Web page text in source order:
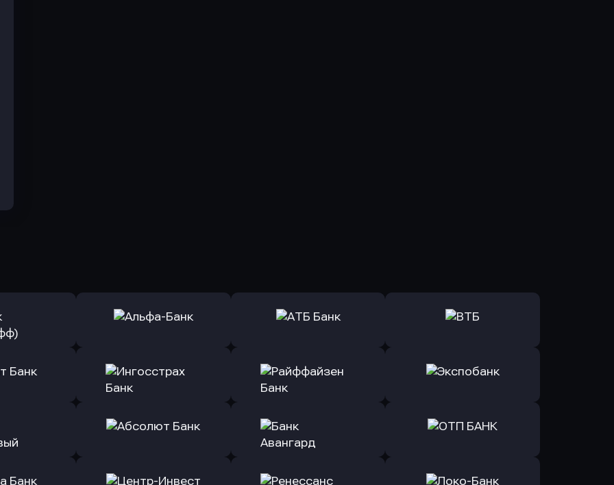
заявку
Оправить заявку
в Альфа-Банк
Оправить заявку
в АТБ Банк
Оправить заявку
заявку
Банк
Оправить заявку
Оправить заявку
в Райффайзен Банк
Оправить заявку
заявку
Оправить заявку
Оправить заявку
Оправить заявку